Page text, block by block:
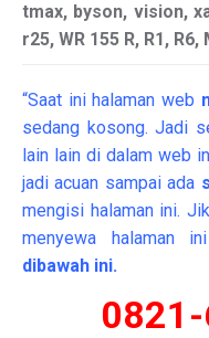
tmax, byson, vision,
r25, WR 155 R, R1,
“Saat ini halaman web
sedang kosong. Jadi
lain lain di dalam web
jadi acuan sampai ada
mengisi halaman ini.
menyewa halaman
dibawah ini.